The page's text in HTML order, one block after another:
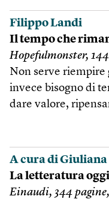
Filippo Landi
Il tempo che
Hopefulmonster,
Non serve riempire
invece bisogno di
dare valore,
A cura di Giuliana
La letteratura oggi
Einaudi, 344